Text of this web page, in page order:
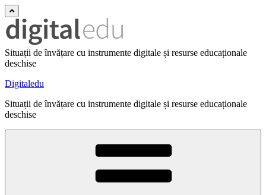
Situații de învățare cu instrumente digitale și resurse educaționale
deschise
Digitaledu
Situații de învățare cu instrumente digitale și resurse educaționale
deschise